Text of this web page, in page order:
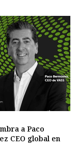
a Paco
CEO global en